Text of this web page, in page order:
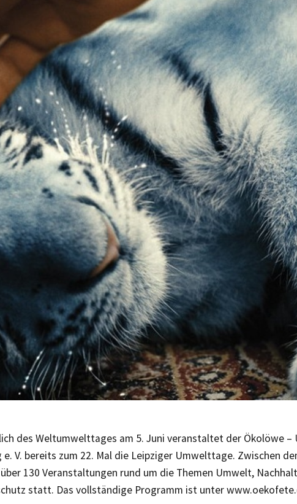
des Weltumwelttages am 5. Juni veranstaltet der Ökolöwe –
e. V. bereits zum 22. Mal die Leipziger Umwelttage. Zwischen
130 Veranstaltungen rund um die Themen Umwelt,
statt. Das vollständige Programm ist unter